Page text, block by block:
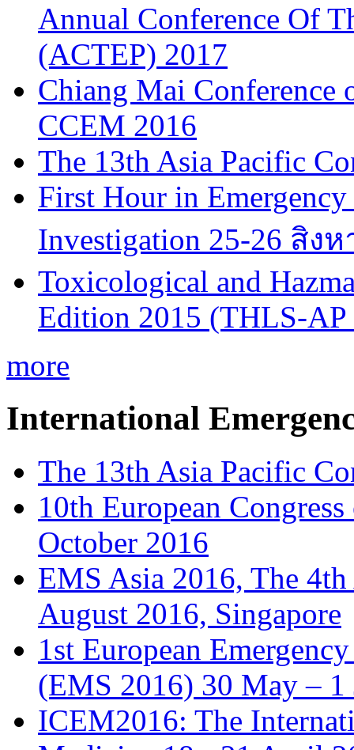
Annual Conference Of
(ACTEP) 2017
Chiang Mai Conference
CCEM 2016
The 13th Asia Pacific
First Hour in
Investigation 25-26 สิง
Toxicological and
Edition 2015 (THLS-AP
more
International
The 13th Asia Pacific
10th European
October 2016
EMS Asia 2016, The
August 2016, Singapore
1st European
(EMS 2016) 30 May – 1
ICEM2016: The